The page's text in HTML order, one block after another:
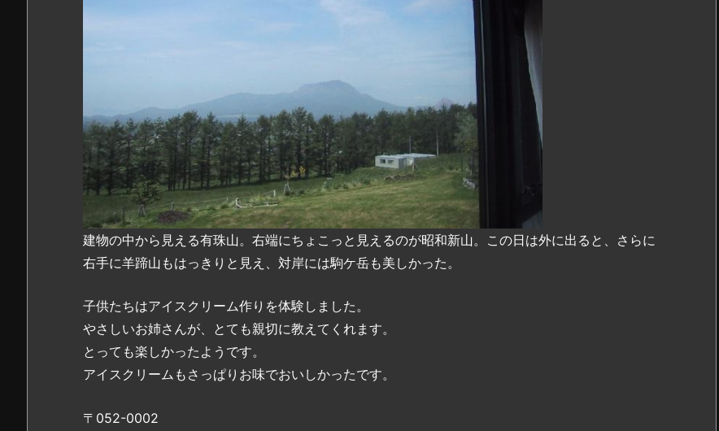
建物の中から見える有珠山。右端にちょこっと見えるのが昭和新山。この日は外に出ると、さらに
右手に羊蹄山もはっきりと見え、対岸には駒ケ岳も美しかった。
子供たちはアイスクリーム作りを体験しました。
やさしいお姉さんが、とても親切に教えてくれます。
とっても楽しかったようです。
アイスクリームもさっぱりお味でおいしかったです。
〒052-0002